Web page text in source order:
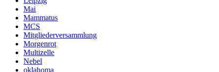
Mai
Mammatus
MCS
Mitgliederversammlung
Morgenrot
Multizelle
Nebel
oklahoma